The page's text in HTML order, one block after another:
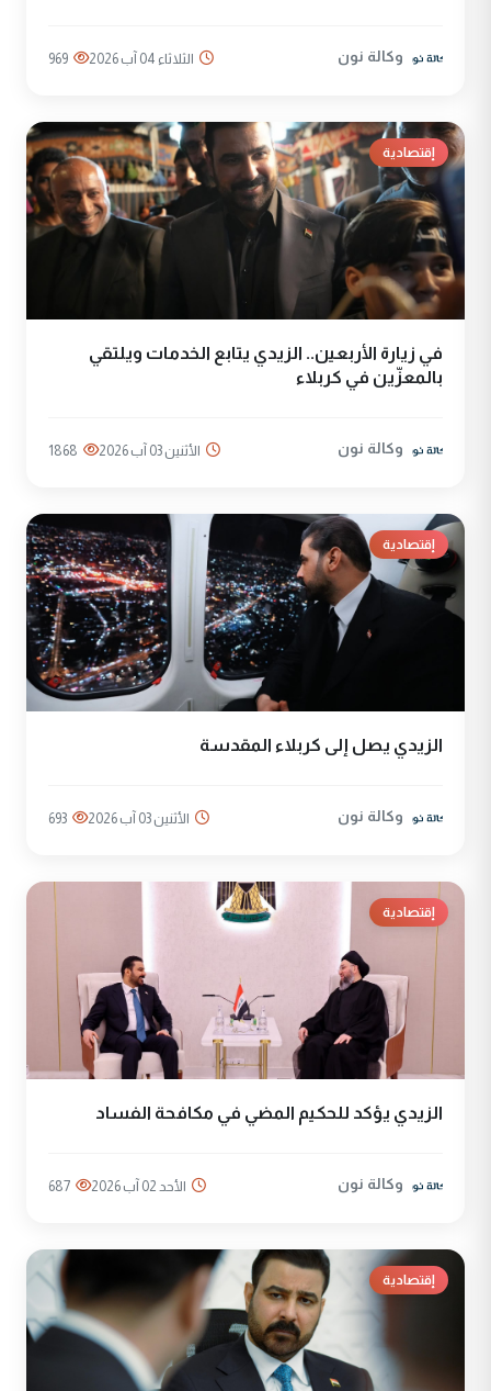
وكالة نون الثلاثاء 04 آب 2026 969
إقتصادية
في زيارة الأربعين.. الزيدي يتابع الخدمات ويلتقي
بالمعزّين في كربلاء
وكالة نون الأثنين 03 آب 2026 1868
إقتصادية
الزيدي يصل إلى كربلاء المقدسة
وكالة نون الأثنين 03 آب 2026 693
إقتصادية
الزيدي يؤكد للحكيم المضي في مكافحة الفساد
وكالة نون الأحد 02 آب 2026 687
إقتصادية